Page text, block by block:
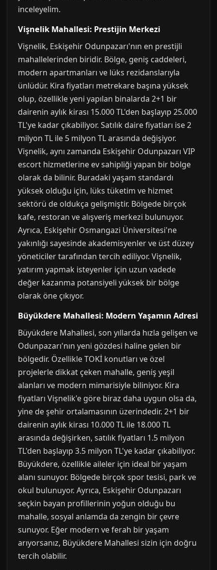
inceleyelim.
Vişnelik Mahallesi: Prestijin Merkezi
Vişnelik, Eskişehir Odunpazarı'nın en prestijli
mahallelerinden biridir. Bölge, geniş caddeleri,
modern apartmanları ve lüks rezidanslarıyla
ünlüdür. Kira fiyatları metrekare başına yüksek
olup, özellikle yeni yapılan binalarda 2+1 bir
dairenin aylık kirası 15.000 TL'den başlayıp 25.000
TL'ye kadar çıkabiliyor. Satılık daire fiyatları ise 2
milyon TL ile 5 milyon TL arasında değişiyor.
Vişnelik, aynı zamanda Eskişehir Odunpazarı VIP
escort hizmetlerine ev sahipliği yapan bir bölge
olarak da bilinir. Buradaki yaşam standardı
yüksek olduğu için, lüks tüketim ve hizmet
sektörü de oldukça gelişmiştir. Bölgede birçok
kafe, restoran ve alışveriş merkezi bulunuyor.
Ayrıca, Eskişehir Osmangazi Üniversitesi'ne
yakınlığı sayesinde akademisyenler ve üst düzey
yöneticiler tarafından tercih ediliyor. Vişnelik,
yatırım yapmak isteyenler için uzun vadede
değer kazanma potansiyeli yüksek bir bölge
olarak öne çıkıyor.
Büyükdere Mahallesi: Modern Yaşamın Adresi
Büyükdere Mahallesi, son yıllarda hızla gelişen ve
Odunpazarı'nın yeni gözdesi haline gelen bir
bölgedir. Özellikle TOKİ konutları ve özel
projelerle dikkat çeken mahalle, geniş yeşil
alanları ve modern mimarisiyle biliniyor. Kira
fiyatları Vişnelik'e göre biraz daha uygun olsa da,
yine de şehir ortalamasının üzerindedir. 2+1 bir
dairenin aylık kirası 10.000 TL ile 18.000 TL
arasında değişirken, satılık fiyatları 1.5 milyon
TL'den başlayıp 3.5 milyon TL'ye kadar çıkabiliyor.
Büyükdere, özellikle aileler için ideal bir yaşam
alanı sunuyor. Bölgede birçok spor tesisi, park ve
okul bulunuyor. Ayrıca, Eskişehir Odunpazarı
seçkin bayan profillerinin yoğun olduğu bu
mahalle, sosyal anlamda da zengin bir çevre
sunuyor. Eğer modern ve ferah bir yaşam
arıyorsanız, Büyükdere Mahallesi sizin için doğru
tercih olabilir.